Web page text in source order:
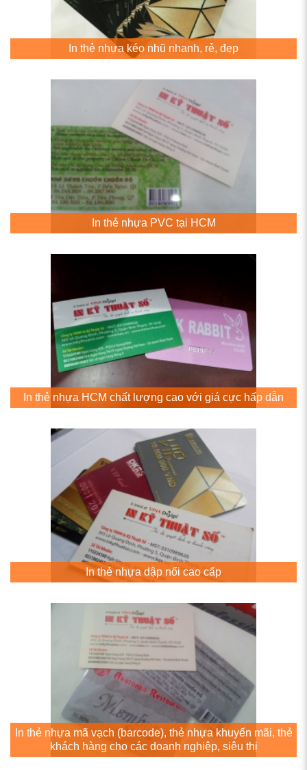
In thẻ nhựa kéo nhũ nhanh, rẻ, đẹp
In thẻ nhựa PVC tại HCM
In thẻ nhựa HCM chất lượng cao với giá cực hấp dẫn
In thẻ nhựa dập nổi cao cấp
In thẻ nhựa mã vạch (barcode), thẻ nhựa khuyến mãi, thẻ
khách hàng cho các doanh nghiệp, siêu thị